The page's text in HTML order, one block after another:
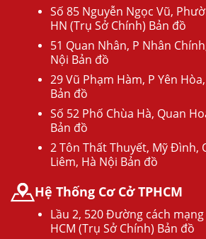
Số 85 Nguyễn Ngọc Vũ,
HN (Trụ Sở Chính) Bản đồ
51 Quan Nhân, P Nhân
Nội Bản đồ
29 Vũ Phạm Hàm, P Yên
Bản đồ
Số 52 Phố Chùa Hà, Quan
Bản đồ
2 Tôn Thất Thuyết, Mỹ Đình,
Liêm, Hà Nội Bản đồ
Hệ Thống Cơ Cở TPHCM
Lầu 2, 520 Đường cách mạng
HCM (Trụ Sở Chính) Bản đồ